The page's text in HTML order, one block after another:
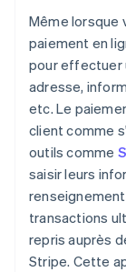
Même lorsque
paiement en
pour effectuer
adresse,
etc. Le
client comme
outils comme
saisir leurs
transactions
repris auprès
Stripe. Cette